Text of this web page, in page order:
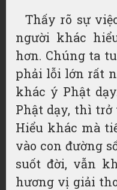
Thấy rõ sự
người khác
hơn. Chúng ta
phải lỗi lớn rất
khác ý Phật
Phật dạy, thì trở
Hiểu khác mà
vào con đường
suốt đời, vẫn
hương vị giải